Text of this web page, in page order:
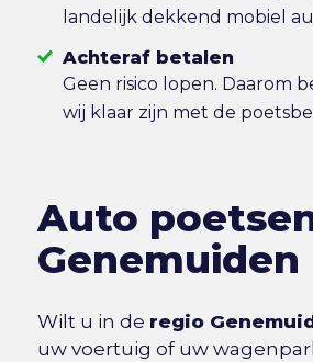
landelijk dekkend mobiel
Achteraf betalen
Geen risico lopen. Daarom
wij klaar zijn met de
Auto
Genemuiden
Wilt u in de regio
uw voertuig of uw